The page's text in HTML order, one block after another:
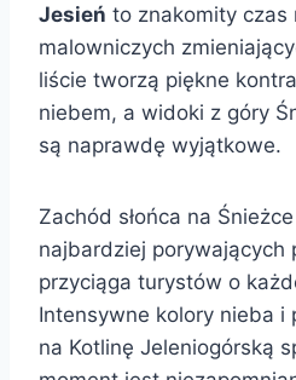
Jesień to znakomity czas
malowniczych
liście tworzą piękne
niebem, a widoki z góry
są naprawdę wyjątkowe.
Zachód słońca na
najbardziej porywających
przyciąga turystów o
Intensywne kolory nieba i
na Kotlinę Jeleniogórską